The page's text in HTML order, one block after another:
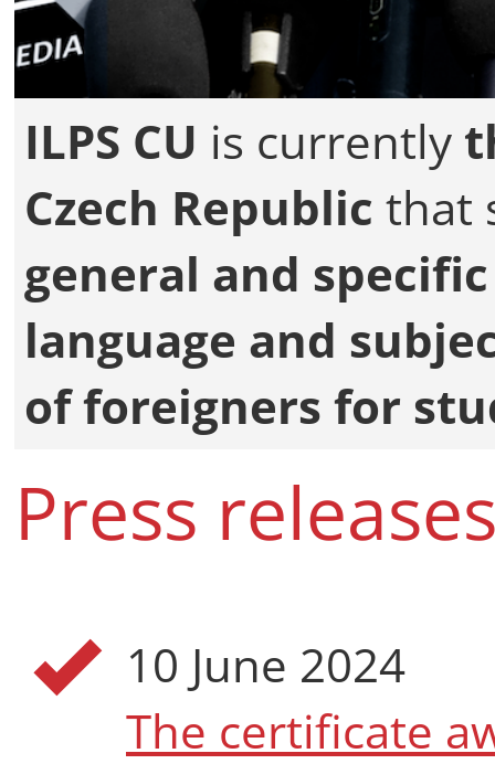
ILPS CU is currently
Czech Republic that
general and
language and
of foreigners for
Press
10 June 2024
The certificate